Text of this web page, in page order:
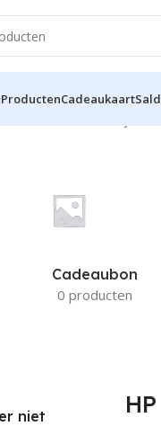
Cadeaukaart
Cadeaubon
0 producten
niet